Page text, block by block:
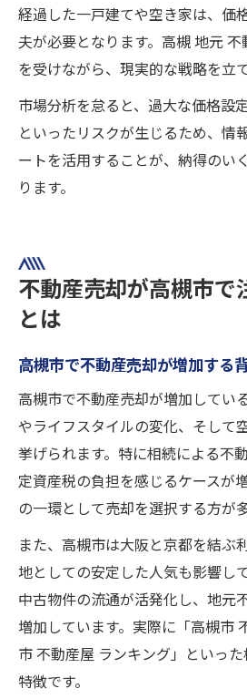
経過した一戸建てや空き家は、価
夫が必要となります。高槻 地元
を受けながら、現実的な戦略を立
市場分析を怠ると、過大な価格設
といったリスクが生じるため、情
ートを活用することが、納得のい
ります。
不動産売却が高槻市で
とは
高槻市で不動産売却が増加する
高槻市で不動産売却が増加してい
やライフスタイルの変化、そして
挙げられます。特に相続による不
定資産税の負担を感じるケースが
の一環として売却を選択する方が
また、高槻市は大阪と京都を結ぶ
地としての安定した人気も影響し
中古物件の流通が活発化し、地元
増加しています。実際に「高槻市
市 不動産屋 ランキング」といっ
特徴です。